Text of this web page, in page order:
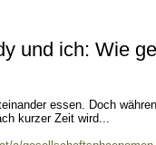
und ich: Wie
essen. Doch
kurzer Zeit wird...